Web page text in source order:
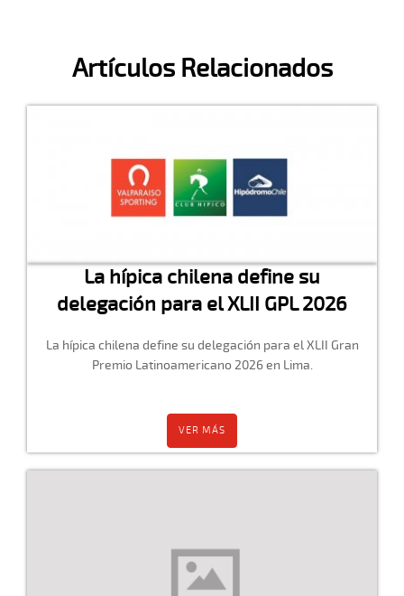
Artículos Relacionados
La hípica chilena define su
delegación para el XLII GPL 2026
La hípica chilena define su delegación para el XLII Gran
Premio Latinoamericano 2026 en Lima.
VER MÁS